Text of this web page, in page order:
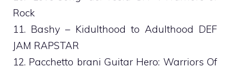
Rock
11. Bashy – Kidulthood to Adulthood DEF
JAM RAPSTAR
12. Pacchetto brani Guitar Hero: Warriors Of